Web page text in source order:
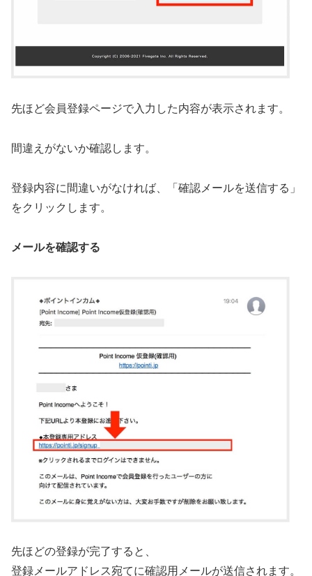
先ほど会員登録ページで入力した内容が表示されます。
間違えがないか確認します。
登録内容に間違いがなければ、「確認メールを送信する」
をクリックします。
メールを確認する
先ほどの登録が完了すると、
登録メールアドレス宛てに確認用メールが送信されます。